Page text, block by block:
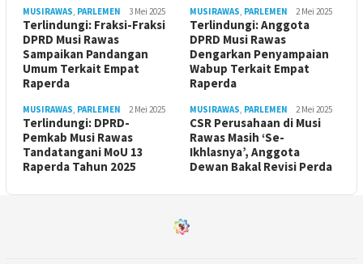
MUSIRAWAS, PARLEMEN 3 Mei 2025
Terlindungi: Fraksi-Fraksi
DPRD Musi Rawas
Sampaikan Pandangan
Umum Terkait Empat
Raperda
MUSIRAWAS, PARLEMEN 2 Mei 2025
Terlindungi: Anggota
DPRD Musi Rawas
Dengarkan Penyampaian
Wabup Terkait Empat
Raperda
MUSIRAWAS, PARLEMEN 2 Mei 2025
Terlindungi: DPRD-
Pemkab Musi Rawas
Tandatangani MoU 13
Raperda Tahun 2025
MUSIRAWAS, PARLEMEN 2 Mei 2025
CSR Perusahaan di Musi
Rawas Masih ‘Se-
Ikhlasnya’, Anggota
Dewan Bakal Revisi Perda ‎